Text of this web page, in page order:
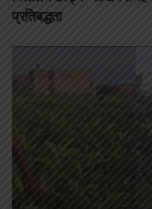
प्रतिबद्धता